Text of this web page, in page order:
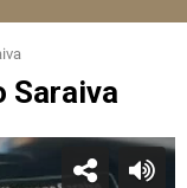
Saraiva